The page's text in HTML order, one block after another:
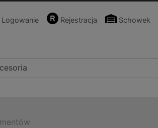
Logowanie Rejestracja Schowek